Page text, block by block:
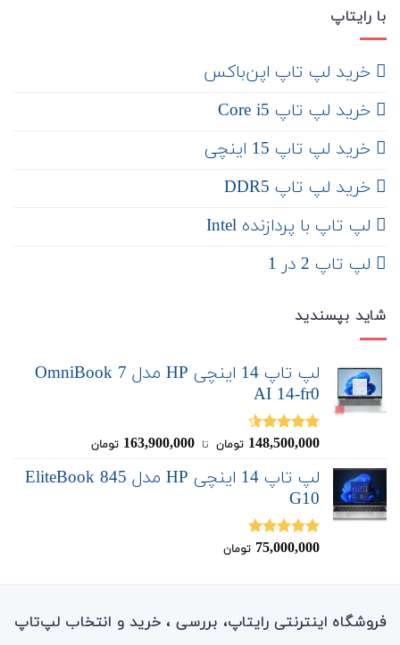
با رایتاپ
‌ خرید لپ تاپ اپن‌باکس
خرید لپ تاپ Core i5
‌‌ خرید لپ تاپ 15 اینچی
خرید لپ تاپ DDR5
لپ تاپ با پردازنده Intel
لپ تاپ 2 در 1
شاید بپسندید
لپ تاپ 14 اینچی HP مدل OmniBook 7
AI 14-fr0
نمره4.50
148,500,000 تومان ‌ تا ‌ 163,900,000 تومان
لپ تاپ 14 اینچی HP مدل EliteBook 845
G10
نمره4.80
75,000,000 تومان
فروشگاه اینترنتی رایتاپ، بررسی ، خرید و انتخاب لپ‌تاپ